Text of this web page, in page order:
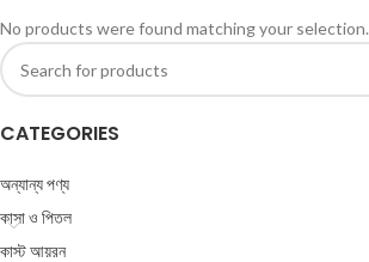
CATEGORIES
অন্যান্য পণ্য
কাসা ও পিতল
কাস্ট আয়রন
No products were found matching your selection.